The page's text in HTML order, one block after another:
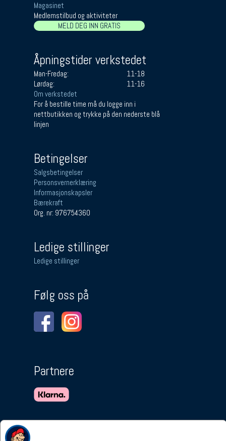
Magasinet
Medlemstilbud og aktiviteter
MELD DEG INN GRATIS
Åpningstider verkstedet
Man-Fredag:
11-18
Lørdag:
11-16
Om verkstedet
For å bestille time må du logge inn i
nettbutikken og trykke på den nederste blå
linjen
Betingelser
Salgsbetingelser
Personsvernerklæring
Informasjonskapsler
Bærekraft
Org. nr: 976754360
Ledige stillinger
Ledige stillinger
Følg oss på
Partnere